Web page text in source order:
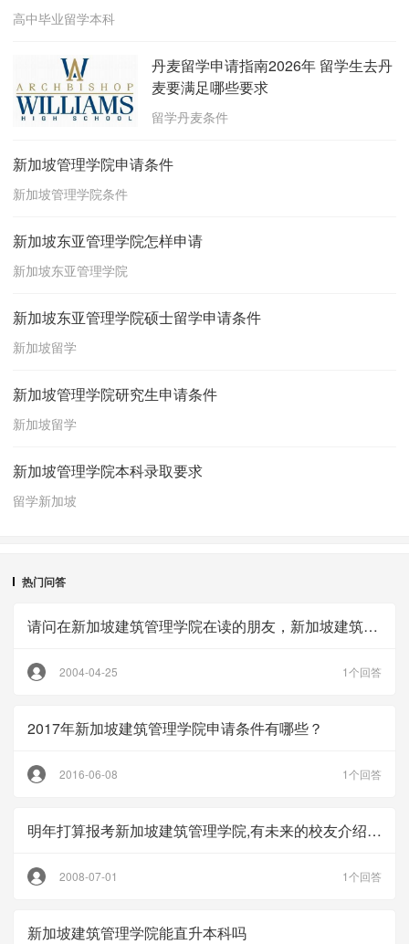
高中毕业留学本科
丹麦留学申请指南2026年 留学生去丹
麦要满足哪些要求
留学丹麦条件
新加坡管理学院申请条件
新加坡管理学院条件
新加坡东亚管理学院怎样申请
新加坡东亚管理学院
新加坡东亚管理学院硕士留学申请条件
新加坡留学
新加坡管理学院研究生申请条件
新加坡留学
新加坡管理学院本科录取要求
留学新加坡
热门问答
请问在新加坡建筑管理学院在读的朋友，新加坡建筑管理学院学费是多少钱？
2004-04-25 1个回答
2017年新加坡建筑管理学院申请条件有哪些？
2016-06-08 1个回答
明年打算报考新加坡建筑管理学院,有未来的校友介绍一下新加坡建筑管理学院吗？
2008-07-01 1个回答
新加坡建筑管理学院能直升本科吗